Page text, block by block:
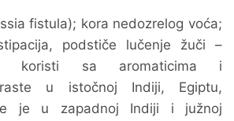
fistula); kora nedozrelog voća;
podstiče lučenje žuči –
koristi sa aromaticima i
raste u istočnoj Indiji, Egiptu,
je u zapadnoj Indiji i južnoj